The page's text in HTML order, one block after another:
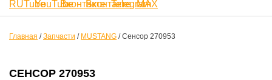
Главная /Запчасти / MUSTANG /Сенсор 270953
СЕНСОР 270953